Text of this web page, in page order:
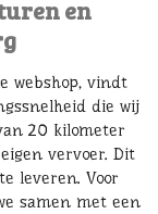
en
webshop, vindt
die wij
20 kilometer
vervoer. Dit
leveren. Voor
samen met een